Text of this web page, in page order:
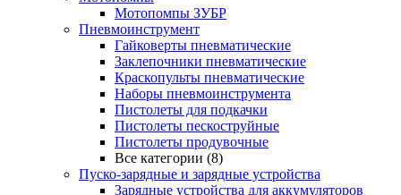
Мотопомпы ЗУБР
Пневмоинструмент
Гайковерты пневматические
Заклепочники пневматические
Краскопульты пневматические
Наборы пневмоинструмента
Пистолеты для подкачки
Пистолеты пескоструйные
Пистолеты продувочные
Все категории (8)
Пуско-зарядные и зарядные устройства
Зарядные устройства для аккумуляторов